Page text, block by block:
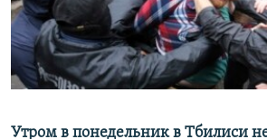
Утром в понедельник в Тбилиси